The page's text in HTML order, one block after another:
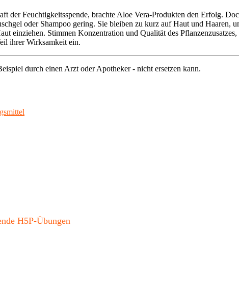
der Feuchtigkeitsspende, brachte Aloe Vera-Produkten den Erfolg.
oder Shampoo gering. Sie bleiben zu kurz auf Haut und Haaren,
einziehen. Stimmen Konzentration und Qualität des
ihrer Wirksamkeit ein.
durch einen Arzt oder Apotheker - nicht ersetzen kann.
H5P-Übungen